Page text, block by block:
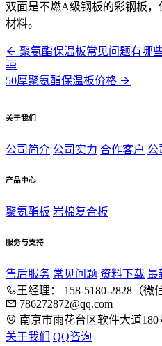
双面是不燃A级钢板的彩钢板
材料。
聚氨酯保温板常见问题有哪
50厚聚氨酯保温板价格
关于我们
公司简介 公司实力 合作客户 公
产品中心
聚氨酯板 岩棉复合板
服务与支持
售后服务 常见问题 资料下载 最
王经理： 158-5180-2828（微
786272872@qq.com
南京市雨花台区软件大道
关于我们
QQ咨询